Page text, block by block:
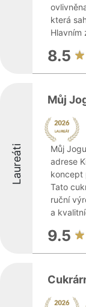
která
Hlavním
8.5
Laureáti
Můj
Můj
adrese
koncept
Tato
ruční
a
9.5